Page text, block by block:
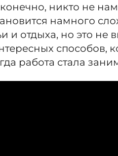
никто не
намного
и отдыха, но это не
способов,
работа стала